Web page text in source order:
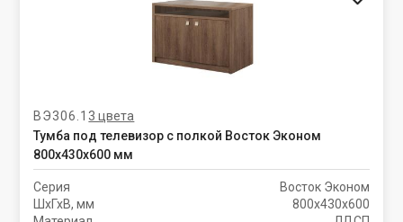
ВЭ306.1 3 цвета
Тумба под телевизор с полкой Восток Эконом
800х430х600 мм
Серия
Восток Эконом
ШхГхВ, мм
800х430х600